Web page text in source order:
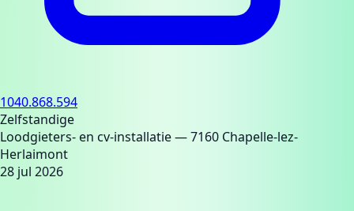
1040.868.594
Zelfstandige
Loodgieters- en cv-installatie— 7160 Chapelle-lez-
Herlaimont
28 jul 2026